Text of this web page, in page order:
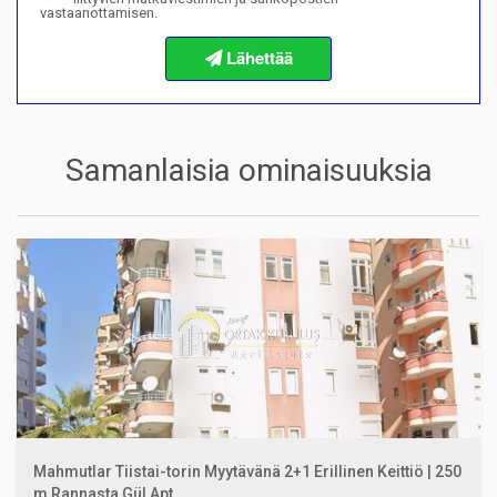
vastaanottamisen.
Samanlaisia ominaisuuksia
Mahmutlar Tiistai-torin Myytävänä 2+1 Erillinen Keittiö | 250